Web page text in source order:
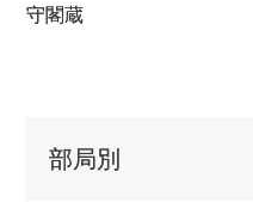
守閣蔵
部局別